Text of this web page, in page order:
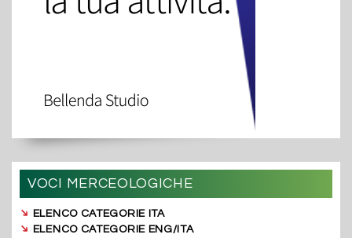
VOCI MERCEOLOGICHE
➔ ELENCO CATEGORIE ITA
➔ ELENCO CATEGORIE ENG/ITA